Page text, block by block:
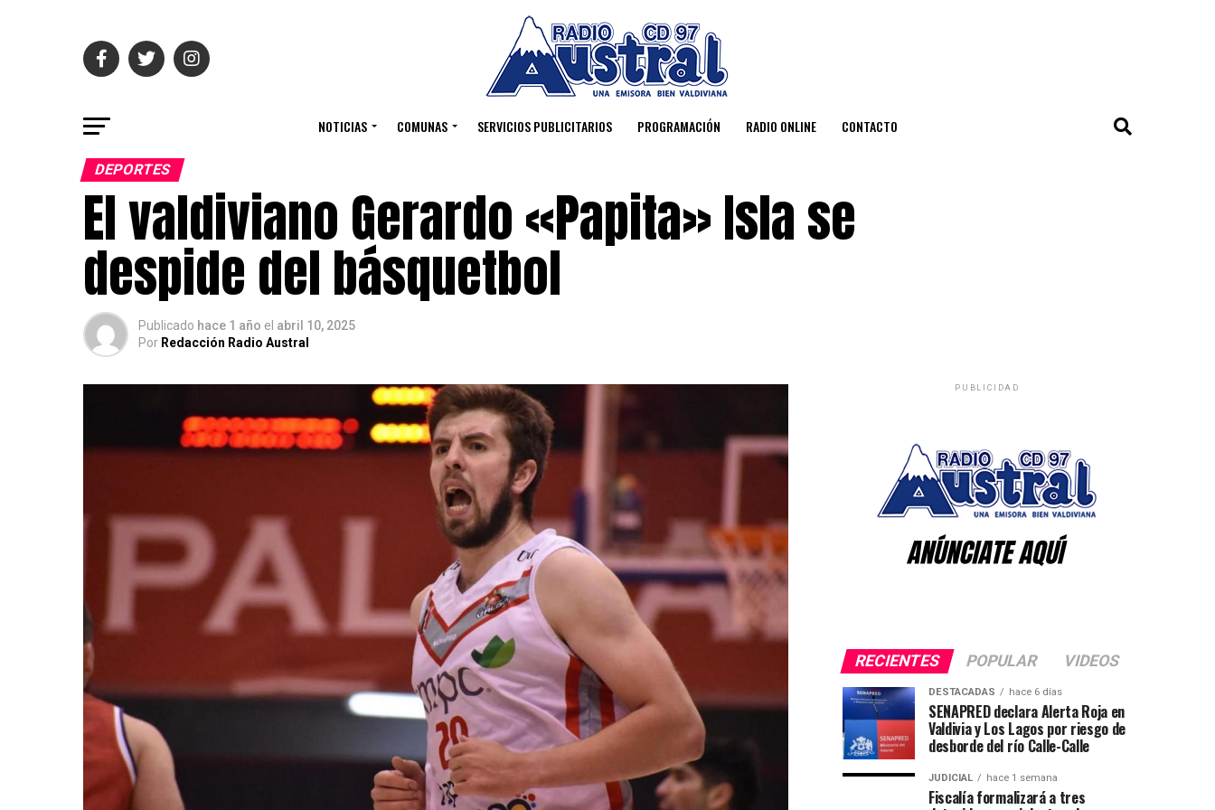
NOTICIAS COMUNAS SERVICIOS PUBLICITARIOS PROGRAMACIÓN RADIO ONLINE CONTACTO
DEPORTES
El valdiviano Gerardo «Papita» Isla se
despide del básquetbol
Publicado hace 1 año el abril 10, 2025
Por Redacción Radio Austral
PUBLICIDAD
RECIENTES POPULAR VIDEOS
DESTACADAS hace 6 días
SENAPRED declara Alerta Roja en
Valdivia y Los Lagos por riesgo de
desborde del río Calle-Calle
JUDICIAL hace 1 semana
Fiscalía formalizará a tres